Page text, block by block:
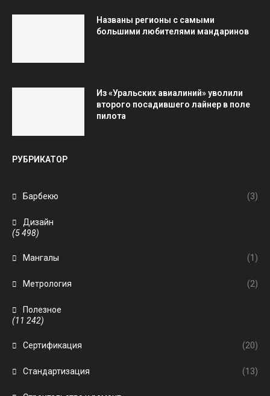
Названы регионы с самыми
большими любителями мандаринов
Из «Уральских авиалиний» уволили
второго посадившего лайнер в поле
пилота
РУБРИКАТОР
Барбекю (3)
Дизайн
(5 498)
Мангалы (1)
Метрология (2)
Полезное
(11 242)
Сертификация (20)
Стандартизация (13)